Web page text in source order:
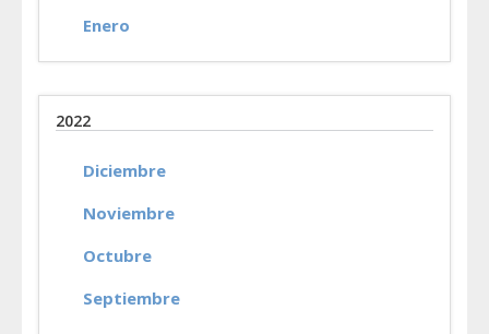
Enero
2022
Diciembre
Noviembre
Octubre
Septiembre